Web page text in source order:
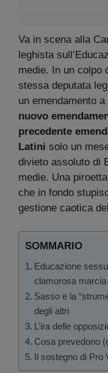
Va in scena alla
leghista
medie. In un colpo
stessa deputata
un emendamento
nuovo
precedente
Latini solo un
divieto assoluto di
medie. Una
che in fondo
gestione caotica
SOMMARIO
Educazione
clamorosa marcia
Sasso e la
degli altri
L’ira delle
Cosa prevedono
Il sostegno di Pro